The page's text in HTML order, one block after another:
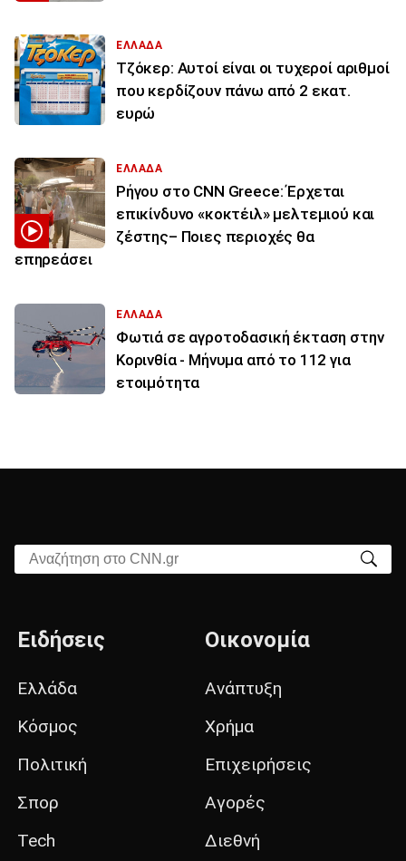
ΕΛΛΑΔΑ
Τζόκερ: Αυτοί είναι οι τυχεροί αριθμοί
που κερδίζουν πάνω από 2 εκατ.
ευρώ
ΕΛΛΑΔΑ
Ρήγου στο CNN Greece: Έρχεται
επικίνδυνο «κοκτέιλ» μελτεμιού και
ζέστης– Ποιες περιοχές θα
επηρεάσει
ΕΛΛΑΔΑ
Φωτιά σε αγροτοδασική έκταση στην
Κορινθία - Μήνυμα από το 112 για
ετοιμότητα
Αναζήτηση στο CNN.gr
Ειδήσεις
Ελλάδα
Κόσμος
Πολιτική
Σπορ
Tech
Οικονομία
Ανάπτυξη
Χρήμα
Επιχειρήσεις
Αγορές
Διεθνή